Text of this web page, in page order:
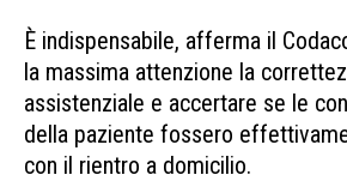
È indispensabile, afferma il
la massima attenzione la
assistenziale e accertare se le
della paziente fossero
con il rientro a domicilio.